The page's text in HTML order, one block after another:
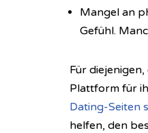
Mangel an
Gefühl.
Für
Plattform für
Dating-Seiten
helfen, den